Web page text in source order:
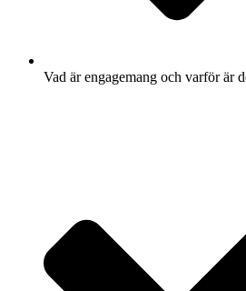
Vad är engagemang och varför är